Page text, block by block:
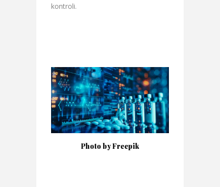
kontroli.
Photo by Freepik